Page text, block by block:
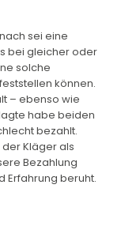
sei eine
bei gleicher oder
solche
können.
– ebenso wie
habe beiden
bezahlt.
Kläger als
Bezahlung
Erfahrung beruht.